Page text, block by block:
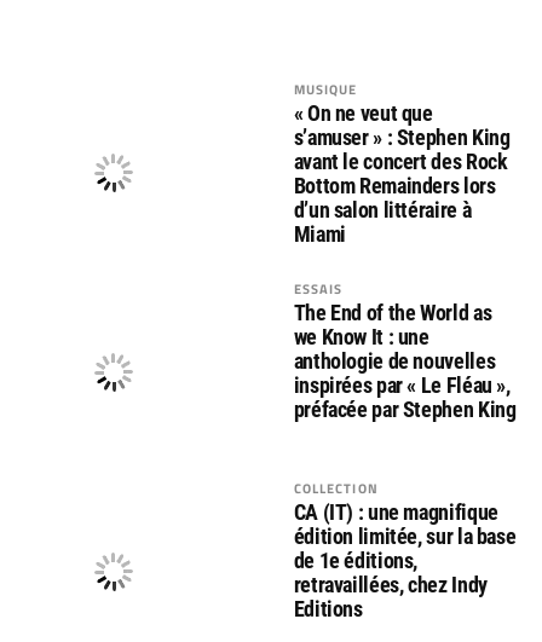
MUSIQUE
« On ne veut que
s’amuser » : Stephen King
avant le concert des Rock
Bottom Remainders lors
d’un salon littéraire à
Miami
ESSAIS
The End of the World as
we Know It : une
anthologie de nouvelles
inspirées par « Le Fléau »,
préfacée par Stephen King
COLLECTION
CA (IT) : une magnifique
édition limitée, sur la base
de 1e éditions,
retravaillées, chez Indy
Editions